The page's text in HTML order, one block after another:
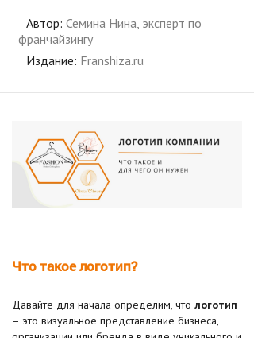
Автор: Семина Нина, эксперт по
франчайзингу
Издание: Franshiza.ru
Что такое логотип?
Давайте для начала определим, что логотип
– это визуальное представление бизнеса,